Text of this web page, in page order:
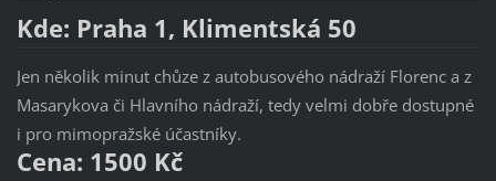
Kde: Praha 1, Klimentská 50
Jen několik minut chůze z autobusového nádraží Florenc a z
Masarykova či Hlavního nádraží, tedy velmi dobře dostupné
i pro mimopražské účastníky.
Cena: 1500 Kč